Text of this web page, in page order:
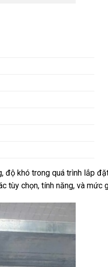
độ khó trong quá trình lắp
tùy chọn, tính năng, và mức